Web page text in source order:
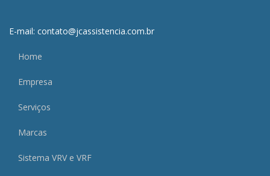
E-mail: contato@jcassistencia.com.br
Home
Empresa
Serviços
Marcas
Sistema VRV e VRF